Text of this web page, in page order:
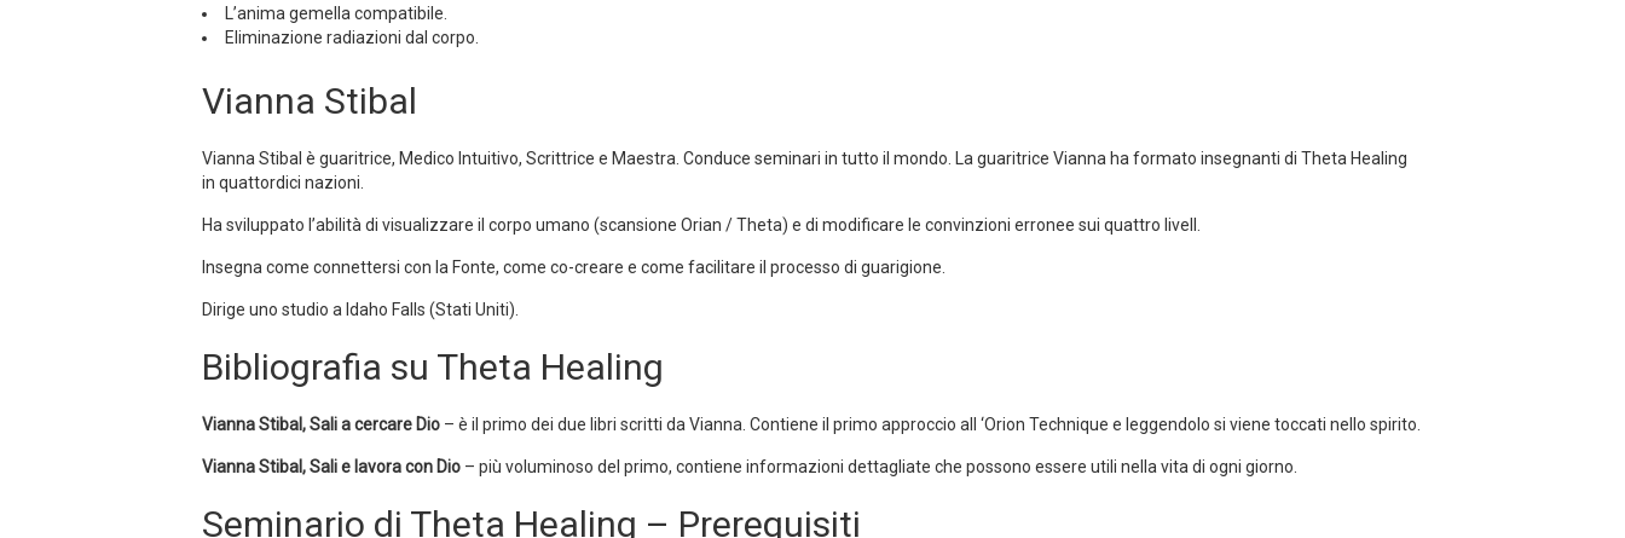
L’anima gemella compatibile.
Eliminazione radiazioni dal corpo.
Vianna Stibal
Vianna Stibal è guaritrice, Medico Intuitivo, Scrittrice e Maestra. Conduce seminari in tutto il mondo. La guaritrice Vianna ha formato insegnanti di Theta Healing
in quattordici nazioni.
Ha sviluppato l’abilità di visualizzare il corpo umano (scansione Orian / Theta) e di modificare le convinzioni erronee sui quattro livell.
Insegna come connettersi con la Fonte, come co-creare e come facilitare il processo di guarigione.
Dirige uno studio a Idaho Falls (Stati Uniti).
Bibliografia su Theta Healing
Vianna Stibal, Sali a cercare Dio – è il primo dei due libri scritti da Vianna. Contiene il primo approccio all ‘Orion Technique e leggendolo si viene toccati nello spirito.
Vianna Stibal, Sali e lavora con Dio – più voluminoso del primo, contiene informazioni dettagliate che possono essere utili nella vita di ogni giorno.
Seminario di Theta Healing – Prerequisiti